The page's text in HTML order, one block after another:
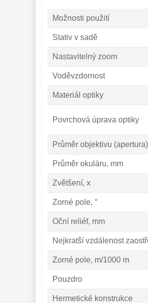
Možnosti použití
Stativ v sadě
Nastavitelný zoom
Voděvzdornost
Materiál optiky
Povrchová úprava optiky
Průměr objektivu
Průměr okuláru, mm
Zvětšení, x
Zorné pole, °
Oční reliéf, mm
Nejkratší vzdálenost
Zorné pole, m/1000 m
Pouzdro
Hermetické konstrukce